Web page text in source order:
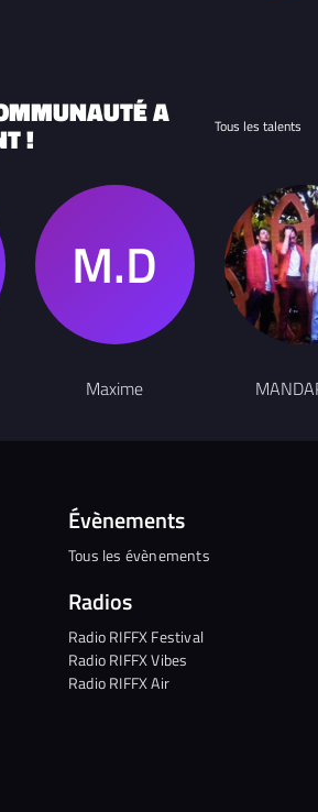
A
! Tous les talents
Maxime
Évènements
Tous les évènements
Radios
Radio RIFFX Festival
Radio RIFFX Vibes
Radio RIFFX Air